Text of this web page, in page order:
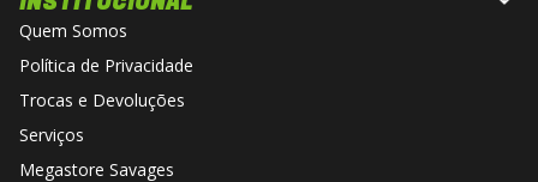
Quem Somos
Política de Privacidade
Trocas e Devoluções
Serviços
Megastore Savages